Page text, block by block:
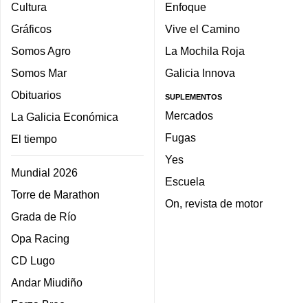
Cultura
Gráficos
Somos Agro
Somos Mar
Obituarios
La Galicia Económica
El tiempo
Mundial 2026
Torre de Marathon
Grada de Río
Opa Racing
CD Lugo
Andar Miudiño
Enfoque
Vive el Camino
La Mochila Roja
Galicia Innova
SUPLEMENTOS
Mercados
Fugas
Yes
Escuela
On, revista de motor